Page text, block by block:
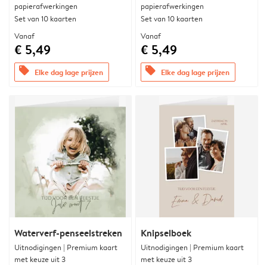
papierafwerkingen
Set van 10 kaarten
Vanaf
€ 5,49
offers Elke dag lage prijzen
papierafwerkingen
Set van 10 kaarten
Vanaf
€ 5,49
offers Elke dag lage prijzen
Waterverf-penseelstreken
Uitnodigingen | Premium kaart
met keuze uit 3
Knipselboek
Uitnodigingen | Premium kaart
met keuze uit 3